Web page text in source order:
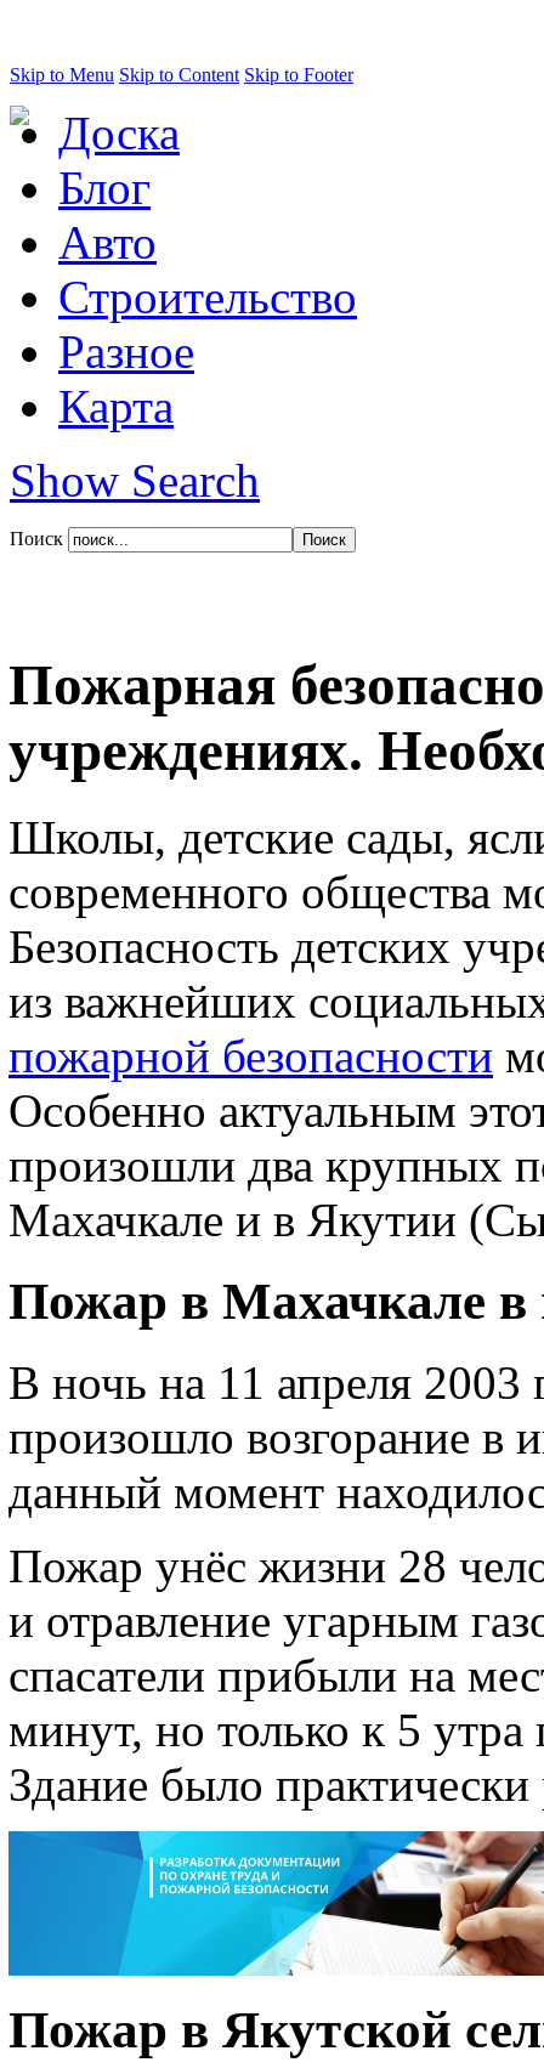
Skip to Menu Skip to Content Skip to Footer
Доска
Блог
Авто
Строительство
Разное
Карта
Show Search
Поиск
Пожарная
учреждениях.
Школы, детские сады,
современного общества
Безопасность детских
из важнейших
пожарной безопасности
Особенно актуальным
произошли два крупных
Махачкале и в Якутии
Пожар в Махачкале в
В ночь на 11 апреля 2003
произошло возгорание в
данный момент
Пожар унёс жизни 28
и отравление угарным
спасатели прибыли на
минут, но только к 5
Здание было
Пожар в Якутской